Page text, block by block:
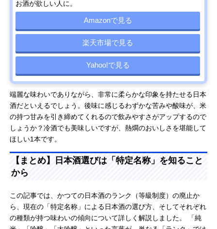
お酒が欲しい人に。
Amazonで見る
楽天市場で見る
Yahoo!で見る
端麗な味わいでありながら、非常に柔らかな印象を持たせる日本
酒だといえるでしょう。後味に感じるわずかな苦みや酸味が、米
の持つ甘みを引き締めてくれるので飲みやすさがアップするので
しょうか？冷酒でも美味しいですが、熱燗のおいしさを堪能して
ほしい1本です。
【まとめ】日本酒選びは「特定名称」を知ること
から
この記事では、かつての日本酒のランク（等級制度）の廃止か
ら、現在の「特定名称」による日本酒の選び方、そしてそれぞれ
の種類が持つ味わいの傾向について詳しく解説しました。 「純